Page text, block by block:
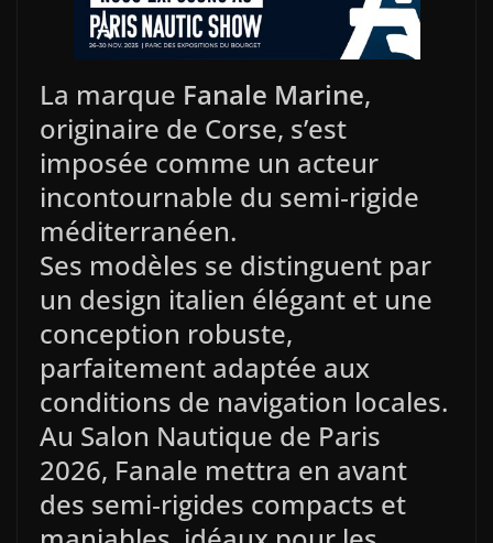
La marque Fanale Marine,
originaire de Corse, s’est
imposée comme un acteur
incontournable du semi‑rigide
méditerranéen.
Ses modèles se distinguent par
un design italien élégant et une
conception robuste,
parfaitement adaptée aux
conditions de navigation locales.
Au Salon Nautique de Paris
2026, Fanale mettra en avant
des semi‑rigides compacts et